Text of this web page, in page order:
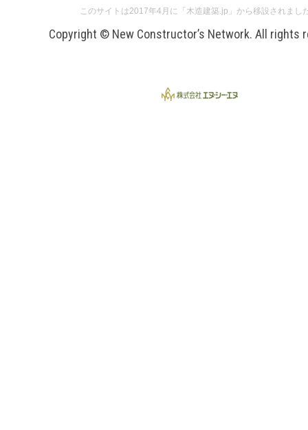
このサイトは2017年4月に「木造建築.jp」から移設されまし
Copyright © New Constructor’s Network. All rights